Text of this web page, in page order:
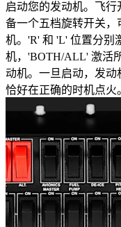
启动您的发动机。飞
备一个五档旋转开关
机。'R' 和 'L' 位置分别
机，'BOTH/ALL' 激活
动机。一旦启动，发
恰好在正确的时机点火